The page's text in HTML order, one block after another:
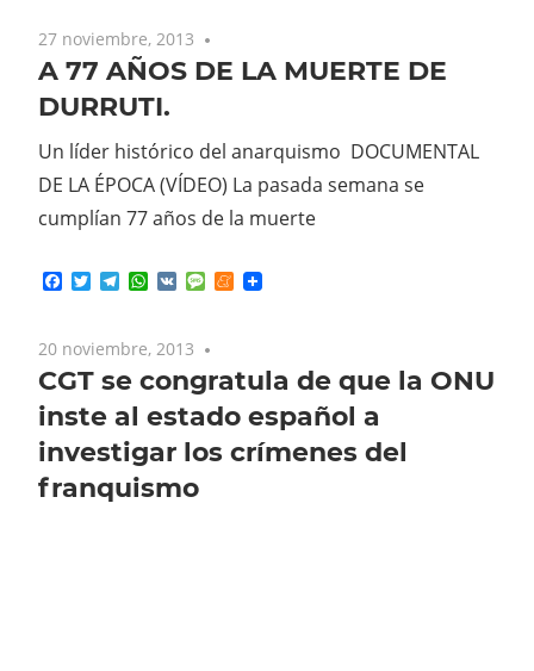
27 noviembre, 2013
A 77 AÑOS DE LA MUERTE DE
DURRUTI.
Un líder histórico del anarquismo DOCUMENTAL
DE LA ÉPOCA (VÍDEO) La pasada semana se
cumplían 77 años de la muerte
Facebook
TwitterTelegram
WhatsApp
VK MessageMeneame
20 noviembre, 2013
CGT se congratula de que la ONU
inste al estado español a
investigar los crímenes del
franquismo